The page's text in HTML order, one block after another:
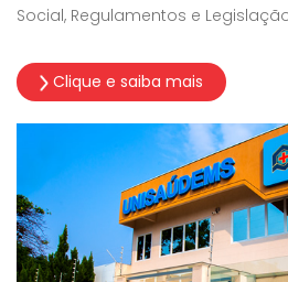
Social, Regulamentos e
Clique e saiba mais